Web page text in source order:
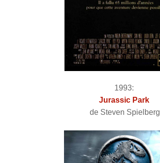
1993:
Jurassic Park
de Steven Spielberg